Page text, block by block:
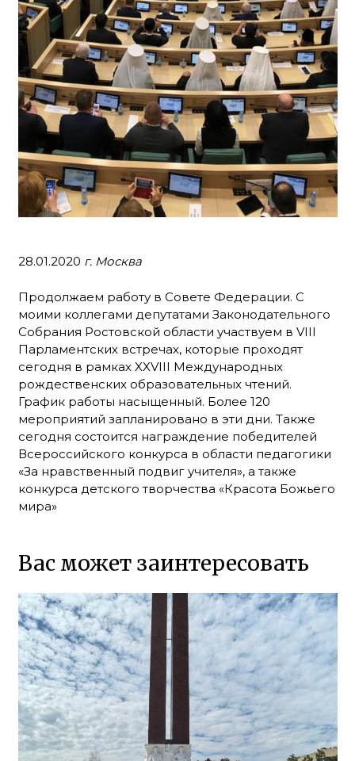
28.01.2020 г. Москва
Продолжаем работу в Совете Федерации. С
моими коллегами депутатами Законодательного
Собрания Ростовской области участвуем в VIII
Парламентских встречах, которые проходят
сегодня в рамках XXVIII Международных
рождественских образовательных чтений.
График работы насыщенный. Более 120
мероприятий запланировано в эти дни. Также
сегодня состоится награждение победителей
Всероссийского конкурса в области педагогики
«За нравственный подвиг учителя», а также
конкурса детского творчества «Красота Божьего
мира»
Вас может заинтересовать